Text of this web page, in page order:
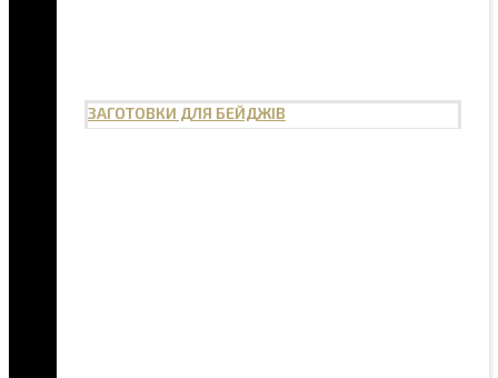
ЗАГОТОВКИ ДЛЯ БЕЙДЖІВ